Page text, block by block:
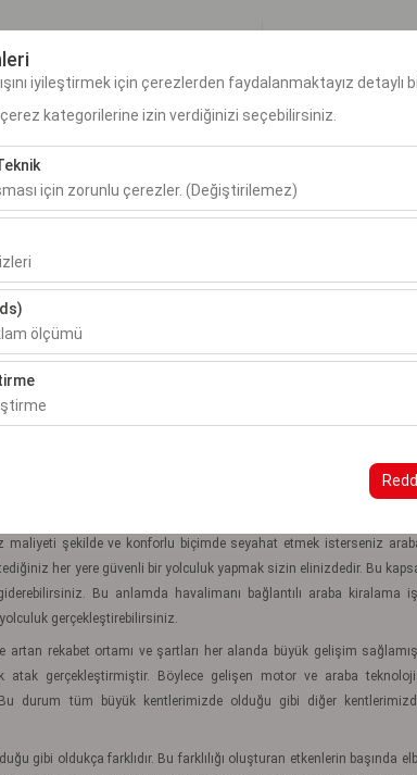
iyileştirmek için çerezlerden faydalanmaktayız detaylı
kategorilerine izin verdiğinizi seçebilirsiniz.
için zorunlu çerezler. (Değiştirilemez)
doğru şekilde çalışması, güvenlik, oturum yönetimi ve
nasıl kullanıldığını (ziyaretçi sayısı, en çok ziyaret
Bu veriler, web sitesi performansını ölçmek ve kullanıcı
ölçümü
ilgi alanlarınıza uygun kişiselleştirilmiş reklamlar
sayısı, tıklama oranı) ölçmemize olanak tanır.
ve sürekliliğini sağlamak amacıyla kullanılır.
Anasayfa
Alış Tarih & Saat
maliyeti şekilde ve konforlu biçimde seyahat etmek isterseniz
her yere güvenli bir yolculuk yapmak sizin elinizdedir. Bu
Bu anlamda havalimanı bağlantılı araba kiralama
gerçekleştirebilirsiniz.
rekabet ortamı ve şartları her alanda büyük gelişim
atak gerçekleştirmiştir. Böylece gelişen motor ve araba
durum tüm büyük kentlerimizde olduğu gibi diğer
gibi oldukça farklıdır. Bu farklılığı oluşturan etkenlerin başında